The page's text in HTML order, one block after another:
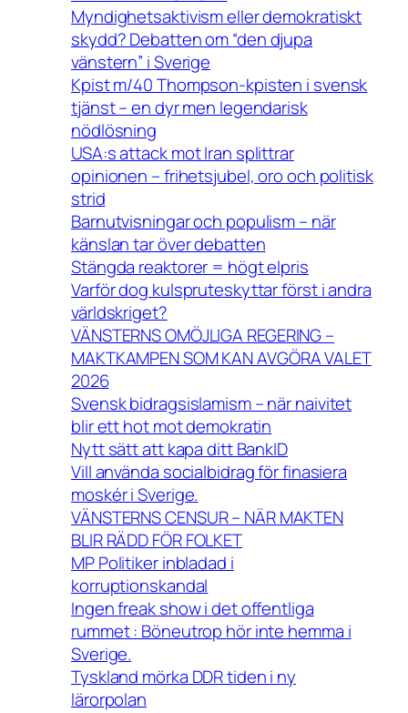
Myndighetsaktivism eller demokratiskt
skydd? Debatten om “den djupa
vänstern” i Sverige
Kpist m/40 Thompson-kpisten i svensk
tjänst – en dyr men legendarisk
nödlösning
USA:s attack mot Iran splittrar
opinionen – frihetsjubel, oro och politisk
strid
Barnutvisningar och populism – när
känslan tar över debatten
Stängda reaktorer = högt elpris
Varför dog kulspruteskyttar först i andra
världskriget?
VÄNSTERNS OMÖJLIGA REGERING –
MAKTKAMPEN SOM KAN AVGÖRA VALET
2026
Svensk bidragsislamism – när naivitet
blir ett hot mot demokratin
Nytt sätt att kapa ditt BankID
Vill använda socialbidrag för finasiera
moskér i Sverige.
VÄNSTERNS CENSUR – NÄR MAKTEN
BLIR RÄDD FÖR FOLKET
MP Politiker inbladad i
korruptionskandal
Ingen freak show i det offentliga
rummet : Böneutrop hör inte hemma i
Sverige.
Tyskland mörka DDR tiden i ny
lärorpolan